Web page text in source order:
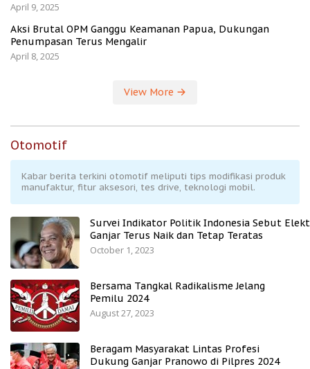
April 9, 2025
Aksi Brutal OPM Ganggu Keamanan Papua, Dukungan
Penumpasan Terus Mengalir
April 8, 2025
View More
Otomotif
Kabar berita terkini otomotif meliputi tips modifikasi produk
manufaktur, fitur aksesori, tes drive, teknologi mobil.
Survei Indikator Politik Indonesia Sebut
Ganjar Terus Naik dan Tetap Teratas
October 1, 2023
Bersama Tangkal Radikalisme Jelang
Pemilu 2024
August 27, 2023
Beragam Masyarakat Lintas Profesi
Dukung Ganjar Pranowo di Pilpres 2024